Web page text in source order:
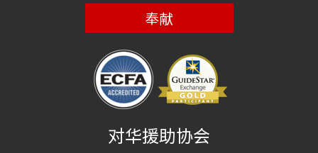
奉献
对华援助协会